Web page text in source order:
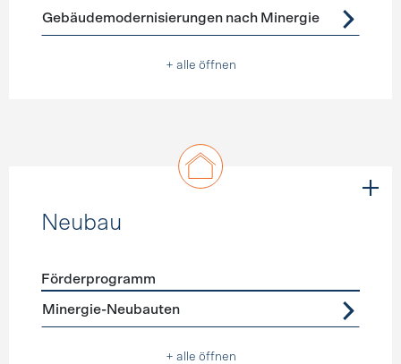
Gebäudemodernisierungen nach Minergie
+ alle öffnen
Neubau
Förderprogramme
Förderprogramm
Minergie-Neubauten
+ alle öffnen